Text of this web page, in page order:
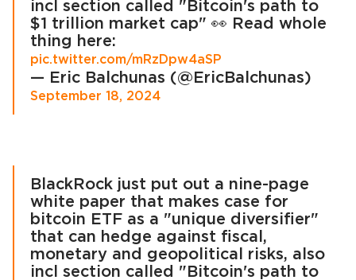
incl section called "Bitcoin's path to
$1 trillion market cap" 👀 Read whole
thing here:
pic.twitter.com/mRzDpw4aSP
— Eric Balchunas (@EricBalchunas)
September 18, 2024
BlackRock just put out a nine-page
white paper that makes case for
bitcoin ETF as a "unique diversifier"
that can hedge against fiscal,
monetary and geopolitical risks, also
incl section called "Bitcoin's path to